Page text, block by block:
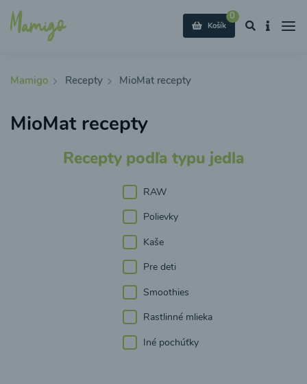
0
Košík
Mamigo Recepty MioMat recepty
MioMat recepty
Recepty podľa typu jedla
RAW
Polievky
Kaše
Pre deti
Smoothies
Rastlinné mlieka
Iné pochúťky